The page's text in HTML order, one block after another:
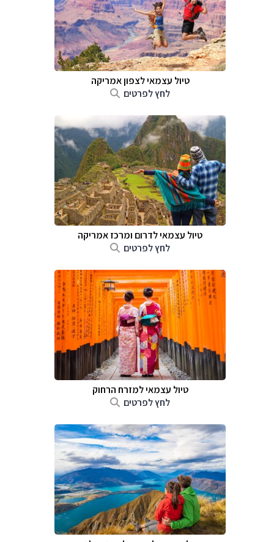
טיול עצמאי לצפון אמריקה
לחץ לפרטים
טיול עצמאי לדרום ומרכז אמריקה
לחץ לפרטים
טיול עצמאי למזרח הרחוק
לחץ לפרטים